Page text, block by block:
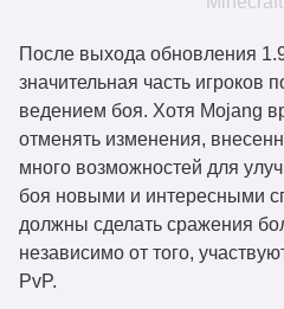
После выхода обновления
значительная часть игроков
ведением боя. Хотя Mojang
отменять изменения,
много возможностей для
боя новыми и интересными
должны сделать сражения
независимо от того,
PvP.